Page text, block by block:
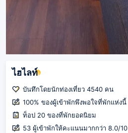
ไฮไลท์
บันทึกโดยนักท่องเที่ยว 4540 คน
100% ของผู้เข้าพักพึงพอใจที่พักแห่งนี้
ท็อป 20 ของที่พักยอดนิยม
53 ผู้เข้าพักให้คะแนนมากกว่า 8.0/10